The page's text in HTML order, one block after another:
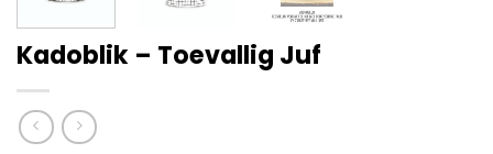
Kadoblik – Toevallig Juf